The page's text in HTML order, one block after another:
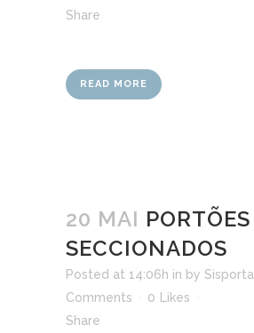
Share
READ MORE
20 MAI PORTÕES
SECCIONADOS
Posted at 14:06h in by Sisporta
Comments
0
Likes
Share